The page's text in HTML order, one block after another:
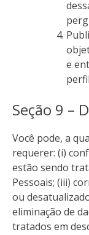
e
Seção 9 –
Você pode, a
requerer: (i)
estão sendo
Pessoais; (iii)
ou
eliminação de
tratados em